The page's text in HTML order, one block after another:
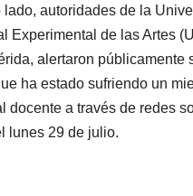
lado, autoridades de la
Experimental de las Artes
alertaron públicamente
ha estado sufriendo un
docente a través de redes
lunes 29 de julio.